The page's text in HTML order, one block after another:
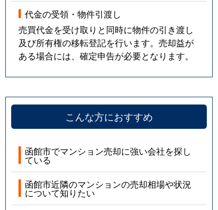
代金の受領・物件引渡し
売買代金を受け取りと同時に物件の引き渡し
及び所有権の移転登記を行います。売却益が
ある場合には、確定申告が必要となります。
こんな方におすすめ
函館市でマンション売却に強い会社を探し
ている
函館市近隣のマンションの売却相場や状況
について知りたい